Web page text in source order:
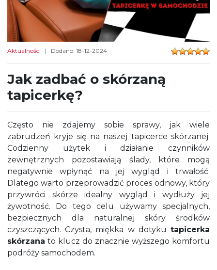
Aktualności | Dodano: 18-12-2024
Jak zadbać o skórzaną
tapicerkę?
Często nie zdajemy sobie sprawy, jak wiele
zabrudzeń kryje się na naszej tapicerce skórzanej.
Codzienny użytek i działanie czynników
zewnętrznych pozostawiają ślady, które mogą
negatywnie wpłynąć na jej wygląd i trwałość.
Dlatego warto przeprowadzić proces odnowy, który
przywróci skórze idealny wygląd i wydłuży jej
żywotność. Do tego celu używamy specjalnych,
bezpiecznych dla naturalnej skóry środków
czyszczących. Czysta, miękka w dotyku tapicerka
skórzana to klucz do znacznie wyższego komfortu
podróży samochodem.